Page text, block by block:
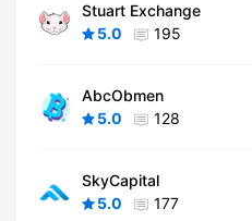
Stuart Exchange
5.0
195
AbcObmen
5.0
128
SkyCapital
5.0
177